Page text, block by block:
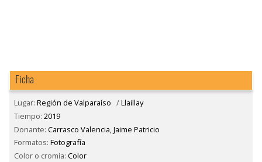
Ficha
Lugar: Región de Valparaíso /Llaillay
Tiempo: 2019
Donante: Carrasco Valencia, Jaime Patricio
Formatos: Fotografía
Color o cromía: Color